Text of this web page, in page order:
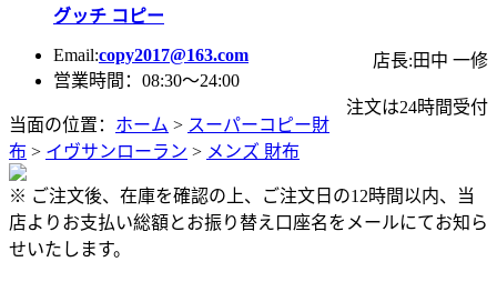
グッチ コピー
Email:copy2017@163.com
店長:田中 一修
営業時間：08:30～24:00
注文は24時間受付
当面の位置： ホーム > スーパーコピー財
布 > イヴサンローラン > メンズ 財布
※ ご注文後、在庫を確認の上、ご注文日の12時間以内、当
店よりお支払い総額とお振り替え口座名をメールにてお知ら
せいたします。